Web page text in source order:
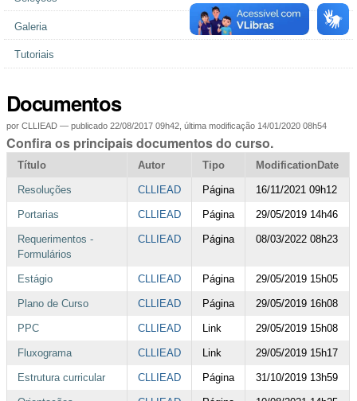
Galeria
Tutoriais
Documentos
porCLLIEAD —publicado 22/08/2017 09h42,última modificação 14/01/2020 08h54
Confira os principais documentos do curso.
Título Autor Tipo ModificationDate
Resoluções CLLIEAD Página 16/11/2021 09h12
Portarias CLLIEAD Página 29/05/2019 14h46
Requerimentos -
Formulários
CLLIEAD Página 08/03/2022 08h23
Estágio CLLIEAD Página 29/05/2019 15h05
Plano de Curso CLLIEAD Página 29/05/2019 16h08
PPC CLLIEAD Link 29/05/2019 15h08
Fluxograma CLLIEAD Link 29/05/2019 15h17
Estrutura curricular CLLIEAD Página 31/10/2019 13h59